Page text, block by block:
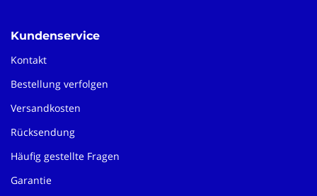
Kundenservice
Kontakt
Bestellung verfolgen
Versandkosten
Rücksendung
Häufig gestellte Fragen
Garantie